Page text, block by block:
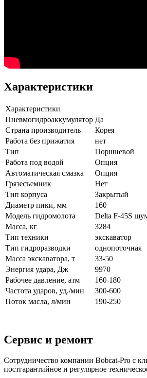
Характеристики
Характеристики
Пневмогидроаккумулятор Да
Страна производитель
Корея
Работа без прижатия
нет
Тип
Поршневой
Работа под водой
Опция
Автоматическая смазка
Опция
Грязесъемник
Нет
Тип корпуса
Закрытый
Диаметр пики, мм
160
Модель гидромолота
Delta F-45S
Масса, кг
3284
Тип техники
экскаватор
Тип гидроразводки
однопоточная
Масса экскаватора, т
33-50
Энергия удара, Дж
9970
Рабочее давление, атм
160-180
Частота ударов, уд./мин
300-600
Поток масла, л/мин
190-250
Сервис и ремонт
Сотрудничество компании Bobcat-Pro с
постгарантийное и регулярное